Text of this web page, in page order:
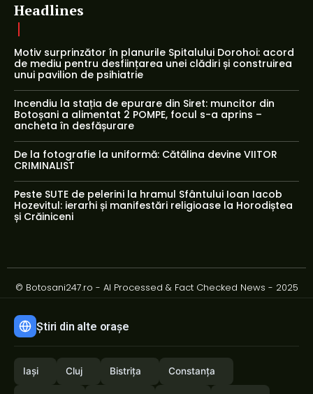
Headlines
Motiv surprinzător în planurile Spitalului Dorohoi: acord
de mediu pentru desființarea unei clădiri și construirea
unui pavilion de psihiatrie
Incendiu la stația de epurare din Siret: muncitor din
Botoșani a alimentat 2 POMPE, focul s-a aprins –
ancheta în desfășurare
De la fotografie la uniformă: Cătălina devine VIITOR
CRIMINALIST
Peste SUTE de pelerini la hramul Sfântului Ioan Iacob
Hozevitul: ierarhi și manifestări religioase la Horodiștea
și Crăiniceni
© Botosani247.ro - AI Processed & Fact Checked News - 2025
Știri din alte orașe
Iași Cluj Bistrița Constanța